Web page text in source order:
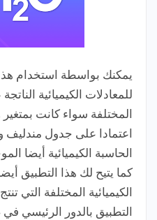
يمكنك بواسطة استخدام
للمعادلات الكيميائية
المختلفة سواء كانت
اعتمادا على جدول مندليف
الحاسبة الكيميائية أيضا
كما يتيح لك هذا التطبيق
الكيميائية المختلفة التي
التطبيق بالدور الرئيسي